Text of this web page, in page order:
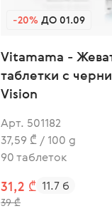
-20% ДО 01.09
Vitamama -
таблетки с
Vision
Арт. 501182
37,59 ₾ / 100 g
90 таблеток
31,2 ₾
39 ₾
11.7 б